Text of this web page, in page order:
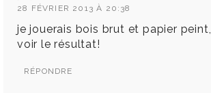
28 FÉVRIER 2013 À 20:38
je jouerais bois brut et papier peint,
voir le résultat!
RÉPONDRE